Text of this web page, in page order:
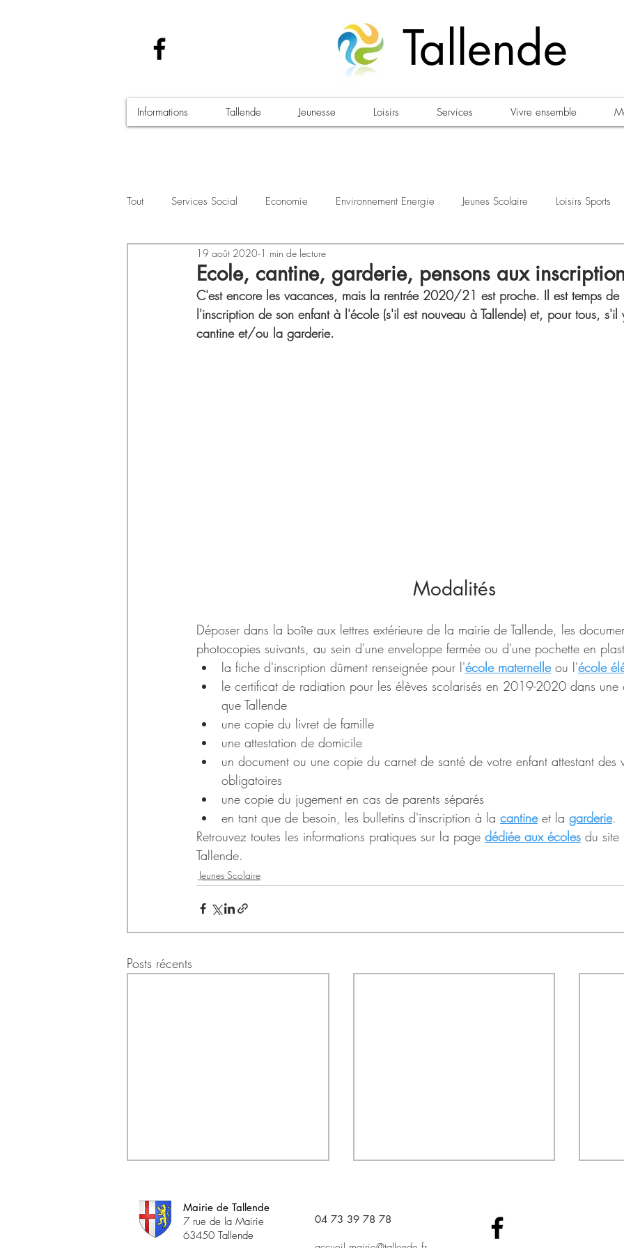
Tallende
Informations Tallende Jeunesse Loisirs Services Vivre ensemble
Tout Services Social Economie Environnement Energie Jeunes Scolaire Loisirs Sports
Santé - Covid-19 Culture Manifestations
Ecole, cantine, garderie, pensons aux
19 août 2020 1 min de lecture
C'est encore les vacances, mais la rentrée 2020/21 est proche. Il est temps de
l'inscription de son enfant à l'école (s'il est nouveau à Tallende) et, pour tous,
cantine et/ou la garderie.
Modalités
Déposer dans la boîte aux lettres extérieure de la mairie de Tallende, les
photocopies suivants, au sein d'une enveloppe fermée ou d'une pochette en
la fiche d'inscription dûment renseignée pour l'école maternelle ou l'école
le certificat de radiation pour les élèves scolarisés en 2019-2020 dans une
que Tallende
une copie du livret de famille
une attestation de domicile
un document ou une copie du carnet de santé de votre enfant attestant des
obligatoires
une copie du jugement en cas de parents séparés
en tant que de besoin, les bulletins d'inscription à la cantine et la garderie.
Retrouvez toutes les informations pratiques sur la page dédiée aux écoles du site
Tallende.
Jeunes Scolaire
Posts récents
Mairie de Tallende
7 rue de la Mairie
63450 Tallende
04 73 39 78 78​